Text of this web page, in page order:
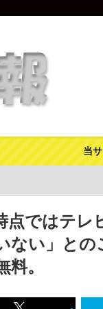
当
点ではテ
ない」と
。